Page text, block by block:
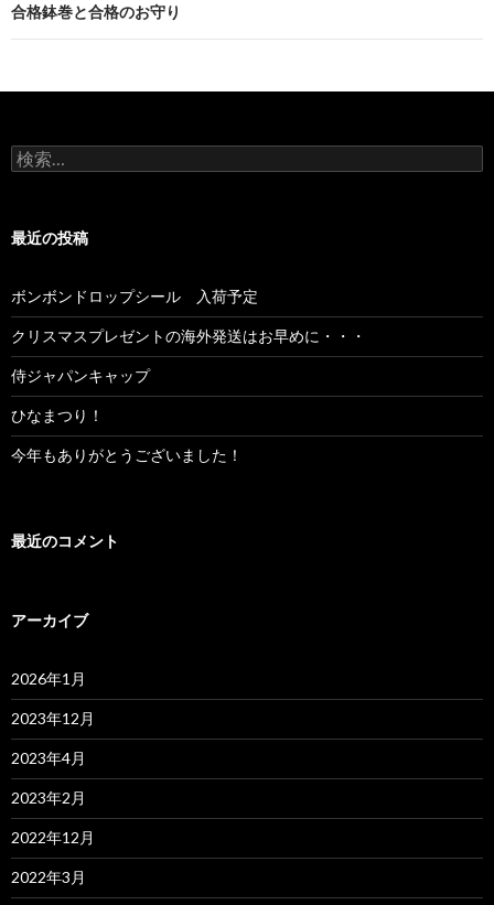
合格鉢巻と合格のお守り
検索:
最近の投稿
ボンボンドロップシール 入荷予定
クリスマスプレゼントの海外発送はお早めに・・・
侍ジャパンキャップ
ひなまつり！
今年もありがとうございました！
最近のコメント
アーカイブ
2026年1月
2023年12月
2023年4月
2023年2月
2022年12月
2022年3月